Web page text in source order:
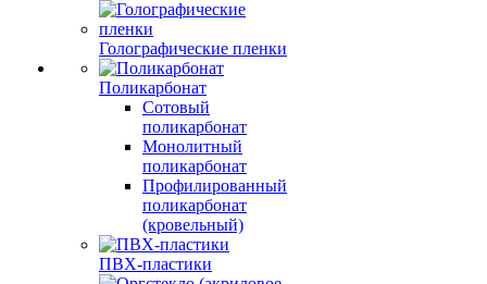
Голографические пленки
Поликарбонат
Сотовый
поликарбонат
Монолитный
поликарбонат
Профилированный
поликарбонат
(кровельный)
ПВХ-пластики